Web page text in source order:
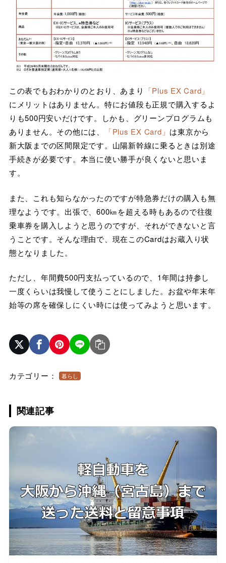
この表でもおわかりのとおり、あまり
「Plus EX Card」
にメリットはありません。特にお値段も正規で購入するよ
りも500円安いだけです。しかも、グリーンプログラムも
ありません。その他には、
「Plus EX Card」 は東京から
新大阪までの区間限定です。山陽新幹線に乗るときは別途
手続きが必要です。本当に使い勝手が良くないと思いま
す。
また、これも知らなかったのですが特急券だけの購入も無
理なようです。出張で、600㎞を超える時もあるので往復
乗車券を購入しようと思うのですが、それができないと言
うことです。そんな理由で、現在このCardはお蔵入り状
態となりました。
ただし、年間費500円支払っているので、1年間は持参し
一度くらいは我慢して使うことにしました。お盆や年末年
始等の席を確保しにくい時には使ってみようと思います。
カテゴリー： 暮らし
関連記事